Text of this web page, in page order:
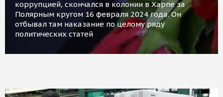
коррупцией, скончался в колонии в Харпе за
Полярным кругом 16 февраля 2024 года. Он
отбывал там наказание по целому ряду
политических статей